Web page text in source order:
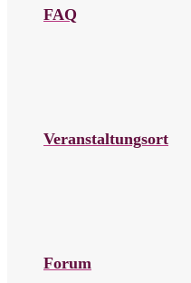
FAQ
Veranstaltungsort
Forum